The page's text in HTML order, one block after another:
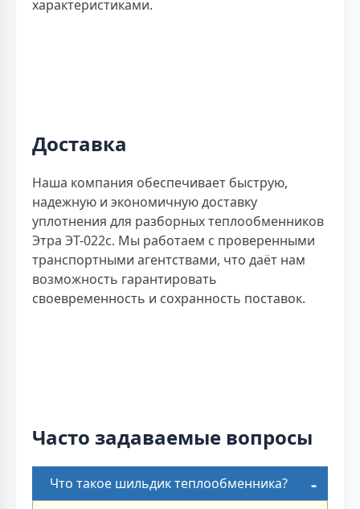
характеристиками.
Доставка
Наша компания обеспечивает быструю,
надежную и экономичную доставку
уплотнения для разборных теплообменников
Этра ЭТ-022с. Мы работаем с проверенными
транспортными агентствами, что даёт нам
возможность гарантировать
своевременность и сохранность поставок.
Часто задаваемые вопросы
Что такое шильдик теплообменника?